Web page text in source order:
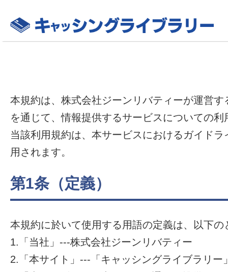
本規約は、株式会社ジーンリバティーが運営
を通じて、情報提供するサービスについての
当該利用規約は、本サービスにおけるガイド
用されます。
第1条（定義）
本規約に於いて使用する用語の定義は、以下の
1.「当社」---株式会社ジーンリバティー
2.「本サイト」---「キャッシングライブラリー